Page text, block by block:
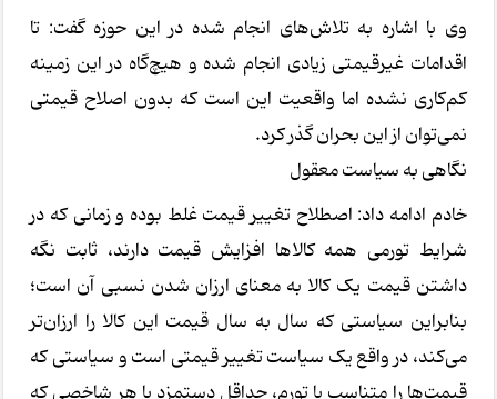
وی با اشاره به تلاش‌های انجام شده در این حوزه گفت: تا
اقدامات غیرقیمتی زیادی انجام شده و هیچ‌گاه در این زمینه
کم‌کاری نشده اما واقعیت این است که بدون اصلاح قیمتی
نمی‌توان از این بحران گذر کرد.
نگاهی به سیاست معقول
خادم ادامه داد: اصطلاح تغییر قیمت غلط بوده و زمانی که در
شرایط تورمی همه کالاها افزایش قیمت دارند، ثابت نگه
داشتن قیمت یک کالا به معنای ارزان شدن نسبی آن است؛
بنابراین سیاستی که سال به سال قیمت این کالا را ارزان‌تر
می‌کند، در واقع یک سیاست تغییر قیمتی است و سیاستی که